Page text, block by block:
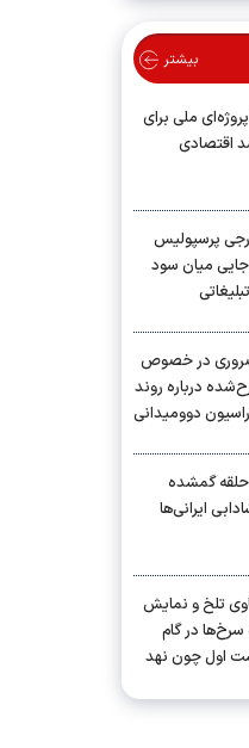
بیشتر
ملی برای
اقتصادی
پرسپولیس
جایی میان سود
در خصوص
درباره روند
دوومیدانی
حلقه گمشده
ایرانی‌ها
تلخ و نمایش
سرخ‌ها در گام
اول چون نهد